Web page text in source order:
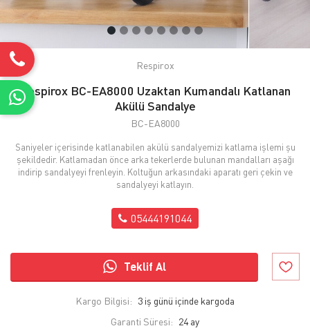
Respirox
Respirox BC-EA8000 Uzaktan Kumandalı Katlanan
Akülü Sandalye
BC-EA8000
Saniyeler içerisinde katlanabilen akülü sandalyemizi katlama işlemi şu
şekildedir. Katlamadan önce arka tekerlerde bulunan mandalları aşağı
indirip sandalyeyi frenleyin. Koltuğun arkasındaki aparatı geri çekin ve
sandalyeyi katlayın.
05444191044
Teklif Al
Kargo Bilgisi: 3 iş günü içinde kargoda
Garanti Süresi: 24 ay